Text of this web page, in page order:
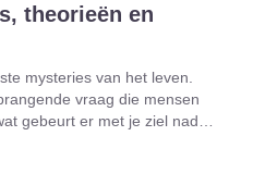
theorieën en
mysteries van het leven.
vraag die mensen
gebeurt er met je ziel nadat